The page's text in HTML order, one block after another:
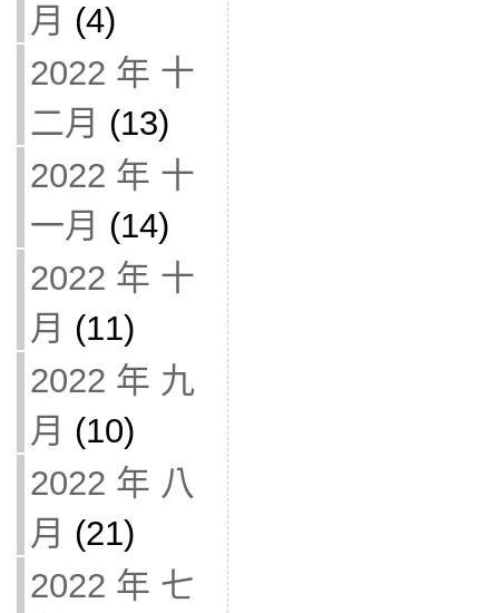
月 (4)
2022 年 十
二月 (13)
2022 年 十
一月 (14)
2022 年 十
月 (11)
2022 年 九
月 (10)
2022 年 八
月 (21)
2022 年 七